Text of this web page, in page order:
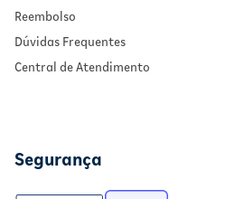
Reembolso
Dúvidas Frequentes
Central de Atendimento
Segurança